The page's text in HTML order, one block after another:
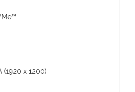
(1920 x 1200)